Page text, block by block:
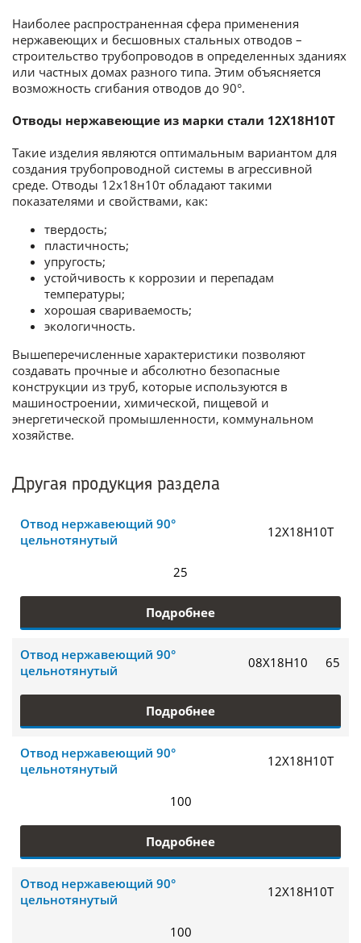
Наиболее распространенная сфера применения
нержавеющих и бесшовных стальных отводов –
строительство трубопроводов в определенных зданиях
или частных домах разного типа. Этим объясняется
возможность сгибания отводов до 90°.
Отводы нержавеющие из марки стали 12Х18Н10Т
Такие изделия являются оптимальным вариантом для
создания трубопроводной системы в агрессивной
среде. Отводы 12х18н10т обладают такими
показателями и свойствами, как:
твердость;
пластичность;
упругость;
устойчивость к коррозии и перепадам
температуры;
хорошая свариваемость;
экологичность.
Вышеперечисленные характеристики позволяют
создавать прочные и абсолютно безопасные
конструкции из труб, которые используются в
машиностроении, химической, пищевой и
энергетической промышленности, коммунальном
хозяйстве.
Другая продукция раздела
Отвод нержавеющий 90°
цельнотянутый
12Х18Н10Т
25
Подробнее
Отвод нержавеющий 90°
цельнотянутый
08Х18Н10 65
Подробнее
Отвод нержавеющий 90°
цельнотянутый
12Х18Н10Т
100
Подробнее
Отвод нержавеющий 90°
цельнотянутый
12Х18Н10Т
100